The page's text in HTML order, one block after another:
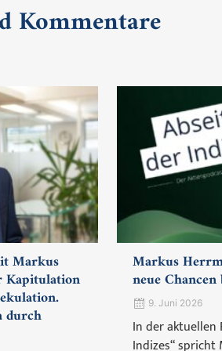
Kommentare
Markus
Kapitulation
durch
Markus
neue
9. Juni 2026
In der aktuellen
Indizes“ spricht